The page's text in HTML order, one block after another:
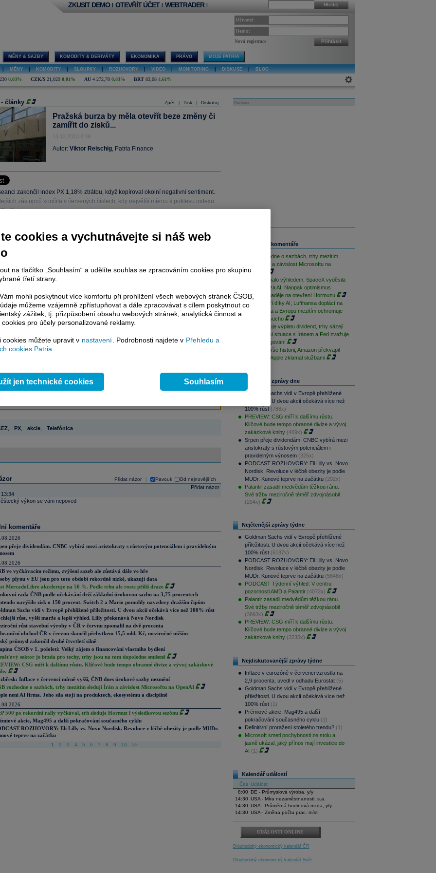
Hledej
ZKUSIT DEMO | OTEVŘÍT ÚČET | WEBTRADER |
Uživatel:
Heslo:
Nová registrace Přihlásit
MĚNY & SAZBY KOMODITY & DERIVÁTY EKONOMIKA PRÁVO MOJE PATRIA
MĚNY KOMODITY SLOUPKY ROZHOVORY VIDEO MONITORING DISKUSE BLOG
0,03% CZK/$ 21,029 0,01% AU 4 272,70 0,83% BRT 83,08 4,61%
Zpět Tisk Diskutuj
- články
Pražská burza by měla otevřít beze změny či
zamířit do zisků...
13.12.2013 8:39
Autor: Viktor Reischig, Patria Finance
zakončil index PX 1,18% ztrátou, když kopíroval okolní negativní sentiment.
zástupců končila v červených číslech, kdy největší měrou k poklesu indexu
a Erste.
článku je dostupné jen klientům placených služeb
Plus
služeb, potom je nutné se
Přihlásit.
kekompletnímu zpravodajství
bez jakýchkoliv omezení. Veškeré
komentáře a horké zprávy jsou
terminálovou metodou (bez nutnosti obnovovat stránku) bez
zpravodajství, ale i další služby získáte v Patria Plus / Investor Plus -
avaluace , ekonomické fundamenty více
PX, akcie, Telefónica
Přidat názor Pavouk Od nejnovějších
Přidat názor
výkon se vám nepoved
komentáře
přeje dividendám. CNBC vybírá mezi aristokraty s růstovým potenciálem i pravidelným
ve vyčkávacím režimu, zvýšení sazeb ale zůstává dále ve hře
plynu v EU jsou pro toto období rekordně nízké, ukazují data
MercadoLibre akceleruje na 50 %. Podle trhu ale roste příliš draze
rada ČNB podle očekávání drží základní úrokovou sazbu na 3,75 procentech
navýšilo zisk o 150 procent. Switch 2 a Mario pomohly navzdory dražším čipům
Sachs vidí v Evropě přehlížené příležitosti. U dvou akcií očekává více než 100% růst
růst, vyšší marže a lepší výhled. Lilly překonává Novo Nordisk
růst stavební výroby v ČR v červnu zpomalil na dvě procenta
obchod ČR v červnu skončil přebytkem 15,5 mld. Kč, meziročně nižším
průmysl zakončil druhé čtvrtletí silně
ČSOB v 1. pololetí: Velký zájem o financování vlastního bydlení
sektor je brzda pro techy, trhy jsou na tom dopoledne smíšeně
CSG míří k dalšímu růstu. Klíčové bude tempo obranné divize a vývoj zakázkové
Inflace v červenci mírně vyšší, ČNB dnes úrokové sazby nezmění
rozhodne o sazbách, trhy mezitím sledují Írán a závislost Microsoftu na OpenAI
není AI firma. Jeho síla stojí na produktech, ekosystému a disciplíně
500 po rekordní rally vyčkával, trh sleduje Hormuz i výsledkovou sezónu
akcie, Mag495 a další pokračování současného cyklu
ROZHOVORY: Eli Lilly vs. Novo Nordisk. Revoluce v léčbě obezity je podle MUDr.
teprve na začátku
1 2 3 4 5 6 7 8 9 10 >>
Reklama
Související komentáře
ČNB rozhodne o sazbách, trhy mezitím
sledují Írán a závislost Microsoftu na
OpenAI
AMD zklamalo výhledem, SpaceX vyděsila
cenovkou za AI. Naopak optimismus
podporují naděje na otevření Hormuzu
Palantir září díky AI, Lufthansa doplácí na
drahá paliva a Evropu mezitím ochromuje
historické sucho
ČEZ zahajuje výplatu dividend, trhy sázejí
na uklidnění situace s Íránem a Fed zvažuje
změnu fungování
Microsoft píše historii, Amazon překvapil
cloudem a Apple zklamal službami
Nejčtenější zprávy dne
Goldman Sachs vidí v Evropě přehlížené
příležitosti. U dvou akcií očekává více než
100% růst (788x)
PREVIEW: CSG míří k dalšímu růstu.
Klíčové bude tempo obranné divize a vývoj
zakázkové knihy (469x)
Srpen přeje dividendám. CNBC vybírá mezi
aristokraty s růstovým potenciálem i
pravidelným výnosem (325x)
PODCAST ROZHOVORY: Eli Lilly vs. Novo
Nordisk. Revoluce v léčbě obezity je podle
MUDr. Kunové teprve na začátku (292x)
Palantir zasadil medvědům těžkou ránu.
Své tržby meziročně téměř zdvojnásobil
(204x)
Nejčtenější zprávy týdne
Goldman Sachs vidí v Evropě přehlížené
příležitosti. U dvou akcií očekává více než
100% růst (6187x)
PODCAST ROZHOVORY: Eli Lilly vs. Novo
Nordisk. Revoluce v léčbě obezity je podle
MUDr. Kunové teprve na začátku (5648x)
PODCAST Týdenní výhled: V centru
pozornosti AMD a Palantir (4072x)
Palantir zasadil medvědům těžkou ránu.
Své tržby meziročně téměř zdvojnásobil
(3893x)
PREVIEW: CSG míří k dalšímu růstu.
Klíčové bude tempo obranné divize a vývoj
zakázkové knihy (3235x)
Nejdiskutovanější zprávy týdne
Inflace v eurozóně v červenci vzrostla na
2,9 procenta, uvedl v odhadu Eurostat (5)
Goldman Sachs vidí v Evropě přehlížené
příležitosti. U dvou akcií očekává více než
100% růst (1)
Prémiové akcie, Mag495 a další
pokračování současného cyklu (1)
Definitivní proražení stoletého trendu? (1)
Microsoft smetl pochybnosti ze stolu a
jasně ukázal, jaký přínos mají investice do
AI (1)
Kalendář událostí
Čas Událost
8:00
DE - Průmyslová výroba, y/y
14:30 USA - Míra nezaměstnanosti, s.a.
14:30 USA - Průměrná hodinová mzda, y/y
14:30 USA - Změna počtu prac. míst
UDÁLOSTI ONLINE
Dlouhodobý ekonomický kalendář ČR
Dlouhodobý ekonomický kalendář Svět
cookies a vychutnávejte si náš web
na tlačítko „Souhlasím“ a udělíte souhlas se zpracováním cookies pro skupinu
třetí strany.
mohli poskytnout více komfortu při prohlížení všech webových stránek ČSOB,
můžeme vzájemně zpřístupňovat a dále zpracovávat s cílem poskytnout co
zážitek, tj. přizpůsobení obsahu webových stránek, analytická činnost a
pro účely personalizované reklamy.
cookies můžete upravit v nastavení . Podrobnosti najdete v Přehledu a
cookies Patria
jen technické cookies Souhlasím